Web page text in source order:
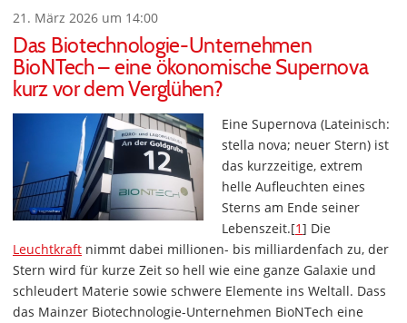
21. März 2026 um 14:00
Das Biotechnologie-Unternehmen
BioNTech – eine ökonomische Supernova
kurz vor dem Verglühen?
Eine Supernova (Lateinisch:
stella nova; neuer Stern) ist
das kurzzeitige, extrem
helle Aufleuchten eines
Sterns am Ende seiner
Lebenszeit.[1] Die
Leuchtkraft nimmt dabei millionen- bis milliardenfach zu, der
Stern wird für kurze Zeit so hell wie eine ganze Galaxie und
schleudert Materie sowie schwere Elemente ins Weltall. Dass
das Mainzer Biotechnologie-Unternehmen BioNTech eine